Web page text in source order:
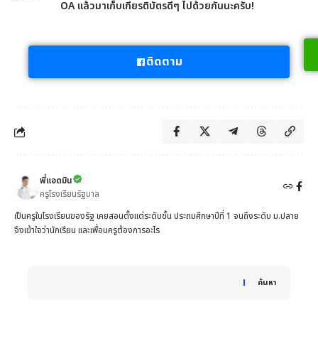
OA แล้วมาเก็บเกียรติบัตรดีๆ ไปด้วยกันนะครับ!
ติดตาม
พี่แอดมิน
ครูโรงเรียนรัฐบาล
เป็นครูในโรงเรียนของรัฐ เคยสอนตั้งแต่ระดับชั้น ประถมศึกษาปีที่ 1 จนถึงระดับ ม.ปลาย
จึงเข้าใจว่านักเรียน และเพื่อนครูต้องการอะไร
ค้นหา
When autocomplete results are available use up and